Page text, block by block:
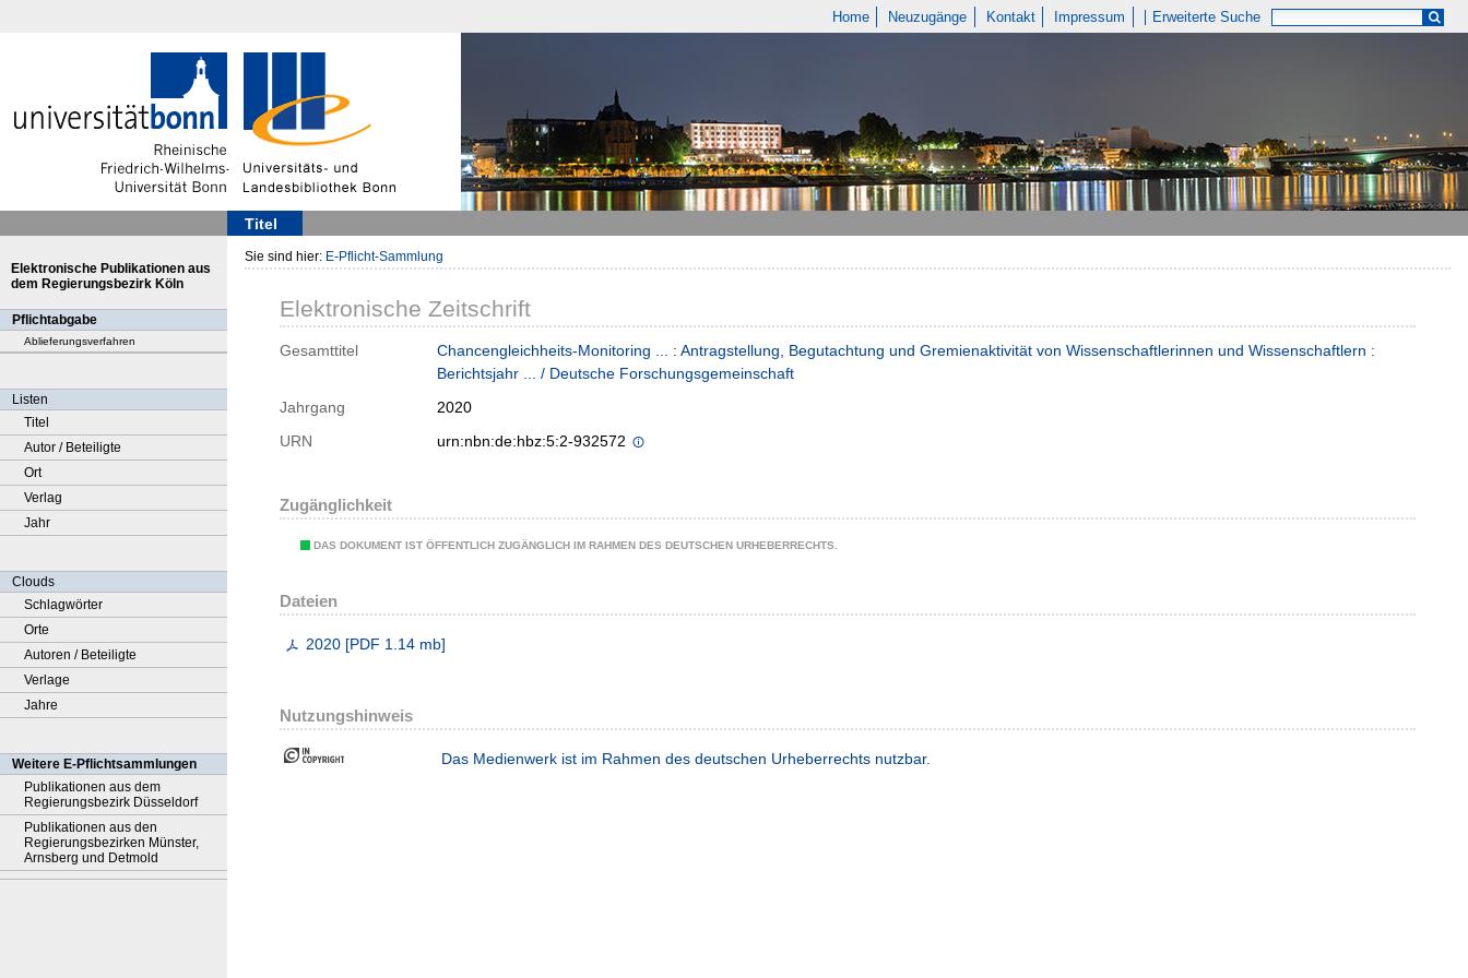
Home Neuzugänge Kontakt Impressum Erweiterte Suche
Titel
Elektronische Publikationen aus
dem Regierungsbezirk Köln
Pflichtabgabe
Ablieferungsverfahren
Listen
Titel
Autor / Beteiligte
Ort
Verlag
Jahr
Clouds
Schlagwörter
Orte
Autoren / Beteiligte
Verlage
Jahre
Weitere E-Pflichtsammlungen
Publikationen aus dem
Regierungsbezirk Düsseldorf
Publikationen aus den
Regierungsbezirken Münster,
Arnsberg und Detmold
Sie sind hier: E-Pflicht-Sammlung
Elektronische Zeitschrift
Gesamttitel
Chancengleichheits-Monitoring ... : Antragstellung, Begutachtung und Gremienaktivität von Wissenschaftlerinnen und Wissenschaftlern :
Berichtsjahr ... / Deutsche Forschungsgemeinschaft
Jahrgang
2020
URN
urn:nbn:de:hbz:5:2-932572
Zugänglichkeit
DAS DOKUMENT IST ÖFFENTLICH ZUGÄNGLICH IM RAHMEN DES DEUTSCHEN URHEBERRECHTS.
Dateien
2020 [PDF 1.14 mb]
Nutzungshinweis
Das Medienwerk ist im Rahmen des deutschen Urheberrechts nutzbar.